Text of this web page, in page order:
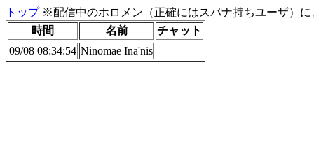
トップ※配信中のホロメン（正確にはスパナ持ちユーザ）
時間
名前
チャット
09/08 08:34:54 Ninomae Ina'nis